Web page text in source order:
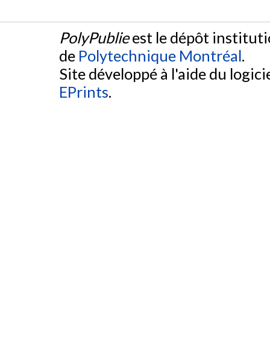
PolyPublieest le dépôt
de Polytechnique Montréal.
Site développé à l'aide du
EPrints.